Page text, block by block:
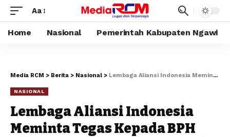
Aa
Home Nasional Pemerintah Kabupaten Ngawi
Media RCM > Berita > Nasional > Lembaga Aliansi Indonesia Meminta Tegas Kepada BPH Migas Agar SPBU 34.171.28 Di Jalan Raya Jatiwaringin Kecamatan Pondok Gede Bekasi Jawa Barat Segera Di Adakan Tindak Tegas
NASIONAL
Lembaga Aliansi Indonesia
Meminta Tegas Kepada BPH